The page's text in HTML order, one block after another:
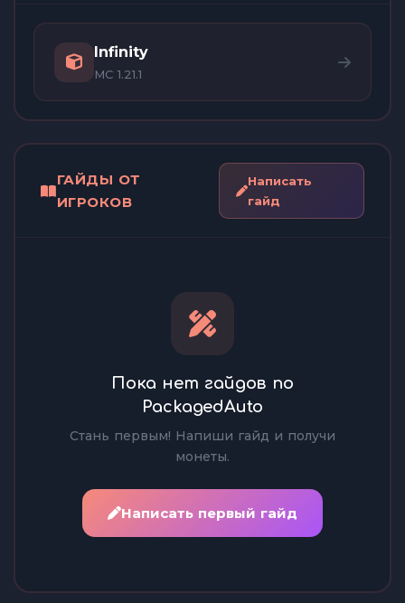
Infinity
MC 1.21.1
ГАЙДЫ ОТ
ИГРОКОВ
Написать
гайд
Пока нет гайдов по
PackagedAuto
Стань первым! Напиши гайд и получи
монеты.
Написать первый гайд